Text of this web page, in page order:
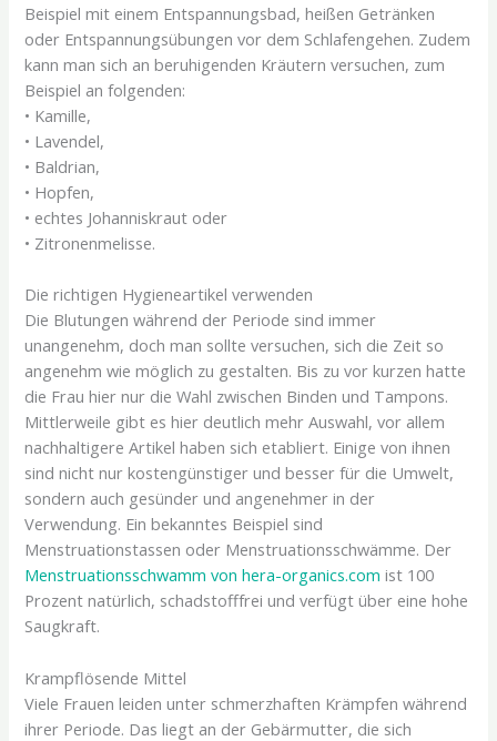
Beispiel mit einem Entspannungsbad, heißen Getränken
oder Entspannungsübungen vor dem Schlafengehen. Zudem
kann man sich an beruhigenden Kräutern versuchen, zum
Beispiel an folgenden:
• Kamille,
• Lavendel,
• Baldrian,
• Hopfen,
• echtes Johanniskraut oder
• Zitronenmelisse.
Die richtigen Hygieneartikel verwenden
Die Blutungen während der Periode sind immer
unangenehm, doch man sollte versuchen, sich die Zeit so
angenehm wie möglich zu gestalten. Bis zu vor kurzen hatte
die Frau hier nur die Wahl zwischen Binden und Tampons.
Mittlerweile gibt es hier deutlich mehr Auswahl, vor allem
nachhaltigere Artikel haben sich etabliert. Einige von ihnen
sind nicht nur kostengünstiger und besser für die Umwelt,
sondern auch gesünder und angenehmer in der
Verwendung. Ein bekanntes Beispiel sind
Menstruationstassen oder Menstruationsschwämme. Der
Menstruationsschwamm von hera-organics.com ist 100
Prozent natürlich, schadstofffrei und verfügt über eine hohe
Saugkraft.
Krampflösende Mittel
Viele Frauen leiden unter schmerzhaften Krämpfen während
ihrer Periode. Das liegt an der Gebärmutter, die sich